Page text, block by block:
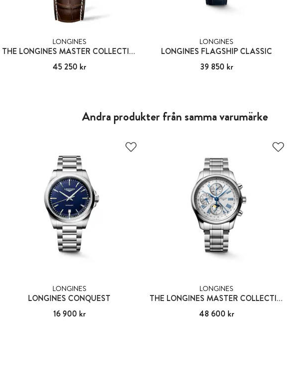
LONGINES
THE LONGINES MASTER COLLECTION
Pris:45 250 kr
45 250 kr
LONGINES
LONGINES FLAGSHIP CLASSIC
Pris:39 850 kr
39 850 kr
Andra produkter från samma varumärke
LONGINES
LONGINES CONQUEST
Pris: 16 900 kr
16 900 kr
LONGINES
THE LONGINES MASTER COLLECTION
Pris:48 600 kr
48 600 kr